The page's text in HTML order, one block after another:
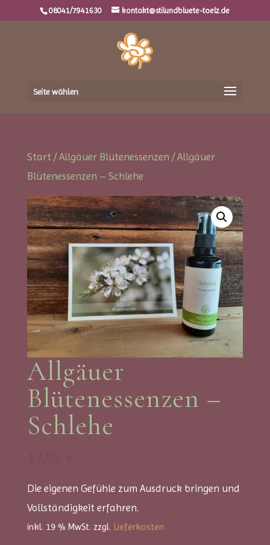
08041/7941630 kontakt@stilundbluete-toelz.de
Seite wählen
Start /Allgäuer Blütenessenzen / Allgäuer
Blütenessenzen – Schlehe
Allgäuer
Blütenessenzen –
Schlehe
Die eigenen Gefühle zum Ausdruck bringen und
Vollständigkeit erfahren.
inkl. 19 % MwSt. zzgl. Lieferkosten